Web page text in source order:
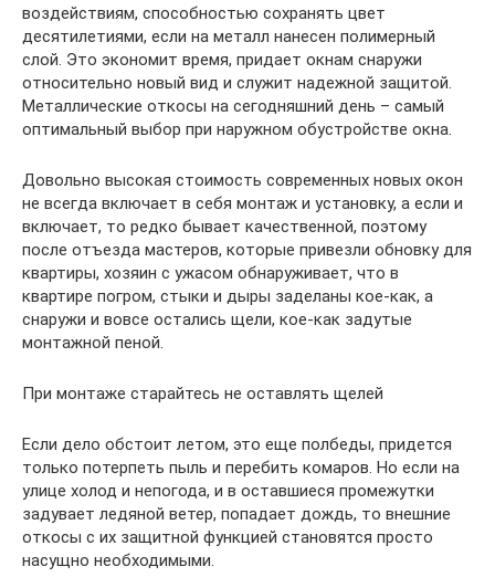
воздействиям, способностью сохранять цвет
десятилетиями, если на металл нанесен полимерный
слой. Это экономит время, придает окнам снаружи
относительно новый вид и служит надежной защитой.
Металлические откосы на сегодняшний день – самый
оптимальный выбор при наружном обустройстве окна.
Довольно высокая стоимость современных новых окон
не всегда включает в себя монтаж и установку, а если и
включает, то редко бывает качественной, поэтому
после отъезда мастеров, которые привезли обновку для
квартиры, хозяин с ужасом обнаруживает, что в
квартире погром, стыки и дыры заделаны кое-как, а
снаружи и вовсе остались щели, кое-как задутые
монтажной пеной.
При монтаже старайтесь не оставлять щелей
Если дело обстоит летом, это еще полбеды, придется
только потерпеть пыль и перебить комаров. Но если на
улице холод и непогода, и в оставшиеся промежутки
задувает ледяной ветер, попадает дождь, то внешние
откосы с их защитной функцией становятся просто
насущно необходимыми.